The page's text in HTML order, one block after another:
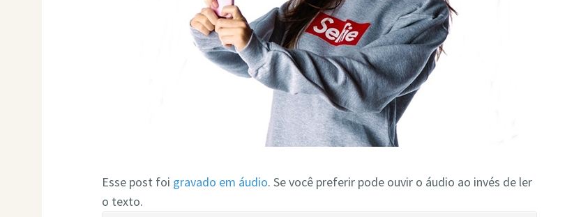
Esse post foi gravado em áudio. Se você preferir pode ouvir o áudio ao invés de ler
o texto.